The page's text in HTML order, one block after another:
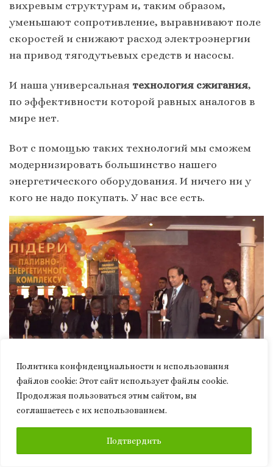
Политика конфиденциальности и использования
файлов сookie: Этот сайт использует файлы cookie.
Продолжая пользоваться этим сайтом, вы
соглашаетесь с их использованием.
Подтвердить
вихревым структурам и, таким образом,
уменьшают сопротивление, выравнивают поле
скоростей и снижают расход электроэнергии
на привод тягодутьевых средств и насосы.
И наша универсальная технология сжигания,
по эффективности которой равных аналогов в
мире нет.
Вот с помощью таких технологий мы сможем
модернизировать большинство нашего
энергетического оборудования. И ничего ни у
кого не надо покупать. У нас все есть.
Всеукраинского конкурса «Лидер топливно-
энергетического комплекса» в номинациях «Научно-
техническая разработка» и «Энергосберегающий проект».